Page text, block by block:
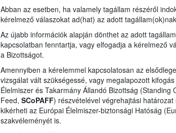
Abban az esetben, ha valamely tagállam részéről
kérelmező válaszokat ad(hat) az adott
Az újabb információk alapján dönthet az adott
kapcsolatban fenntartja, vagy elfogadja a kérelmező
a Bizottságot.
Amennyiben a kérelemmel kapcsolatosan az
vizsgálat vált szükségessé, vagy megalapozott
Élelmiszer és Takarmány Állandó Bizottság
Feed, SCoPAFF) részvételével végrehajtási
kikérheti az Európai Élelmiszer-biztonsági Hatóság
szakvéleményét is.